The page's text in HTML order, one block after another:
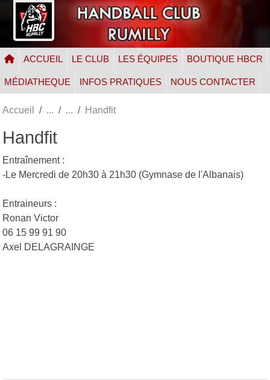
ACCUEIL LE CLUB LES ÉQUIPES BOUTIQUE HBCR
MÉDIATHEQUE INFOS PRATIQUES NOUS CONTACTER
Accueil Handfit
Handfit
Entraînement :
-Le Mercredi de 20h30 à 21h30 (Gymnase de l'Albanais)
Entraineurs :
Ronan Victor
06 15 99 91 90
Axel DELAGRAINGE
Panneau de gestion des cookies